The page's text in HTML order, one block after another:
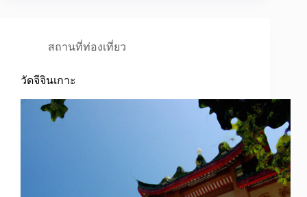
สถานที่ท่องเที่ยว
วัดจีจินเกาะ